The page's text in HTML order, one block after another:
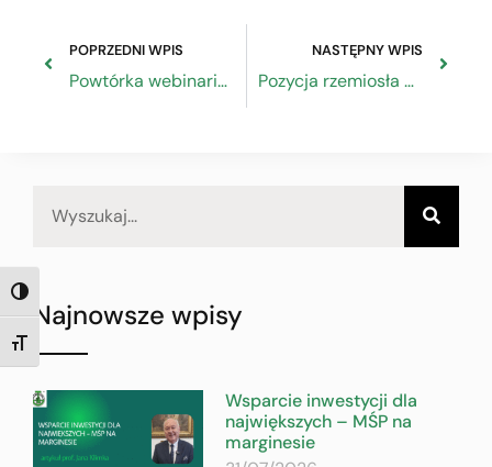
TOGGLE HIGH CONTRAST
TOGGLE FONT SIZE
POPRZEDNI WPIS
Powtórka webinarium dla przedsiębiorców – zmiany w taryfie celnej 2022
NASTĘPNY WPIS
Pozycja rzemiosła – wywiad z Prezesem Związku Rzemiosła Polskiego – Przegląd Techniczny
Najnowsze wpisy
Wsparcie inwestycji dla
największych – MŚP na
marginesie